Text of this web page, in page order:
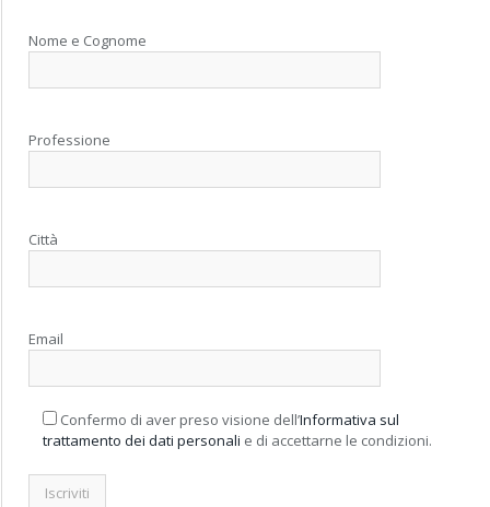
Nome e Cognome
Professione
Città
Email
Confermo di aver preso visione dell’Informativa sul
trattamento dei dati personali e di accettarne le condizioni.